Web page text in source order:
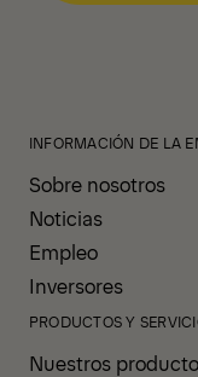
INFORMACIÓN DE LA
Sobre nosotros
Noticias
Empleo
Inversores
PRODUCTOS Y
Nuestros